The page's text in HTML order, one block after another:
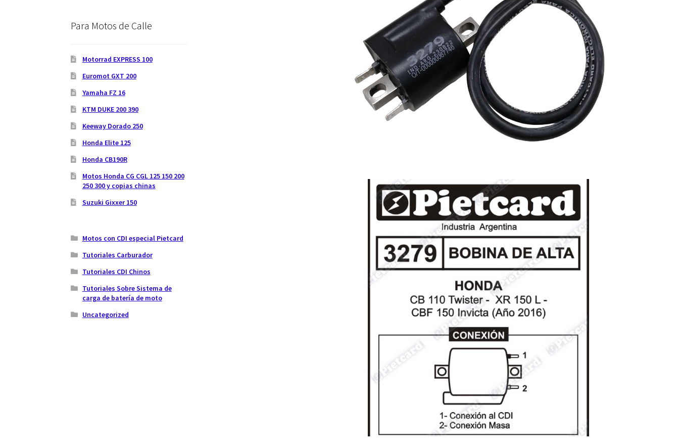
Para Motos de Calle
Motorrad EXPRESS 100
Euromot GXT 200
Yamaha FZ 16
KTM DUKE 200 390
Keeway Dorado 250
Honda Elite 125
Honda CB190R
Motos Honda CG CGL 125 150 200
250 300 y copias chinas
Suzuki Gixxer 150
Motos con CDI especial Pietcard
Tutoriales Carburador
Tutoriales CDI Chinos
Tutoriales Sobre Sistema de
carga de batería de moto
Uncategorized